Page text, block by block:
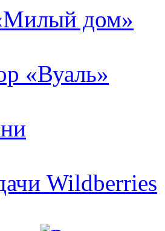
дом»
«Вуаль»
Wildberries